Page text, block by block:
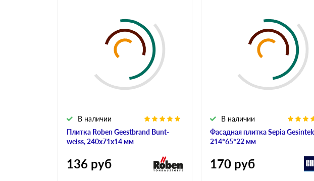
Плитка Roben Geestbrand Bunt-
weiss, 240х71х14 мм
В наличии
136 руб
Фасадная плитка Sepia
214*65*22 мм
В наличии
170 руб